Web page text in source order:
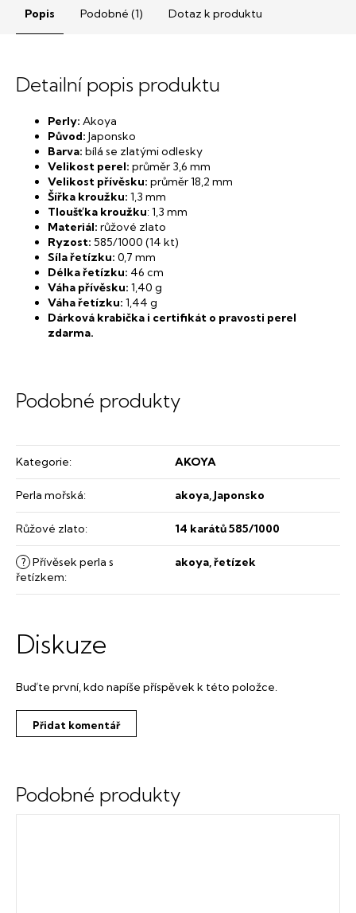
Popis Podobné (1) Dotaz k produktu
Detailní popis produktu
Perly: Akoya
Původ: Japonsko
Barva: bílá se zlatými odlesky
Velikost perel: průměr 3,6 mm
Velikost přívěsku: průměr 18,2 mm
Šířka kroužku: 1,3 mm
Tloušťka kroužku: 1,3 mm
Materiál: růžové zlato
Ryzost: 585/1000 (14 kt)
Síla řetízku: 0,7 mm
Délka řetízku: 46 cm
Váha přívěsku: 1,40 g
Váha řetízku: 1,44 g
Dárková krabička i certifikát o pravosti perel
zdarma.
Kategorie: AKOYA
Perla mořská: akoya, Japonsko
Růžové zlato: 14 karátů 585/1000
? Přívěsek perla s
řetízkem:
akoya, řetízek
Diskuze
Buďte první, kdo napíše příspěvek k této položce.
Přidat komentář